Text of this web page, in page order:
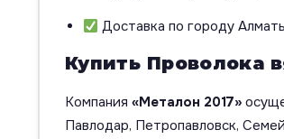
Доставка по городу
Купить Проволока
Компания «Металон 2017»
Павлодар, Петропавловск,